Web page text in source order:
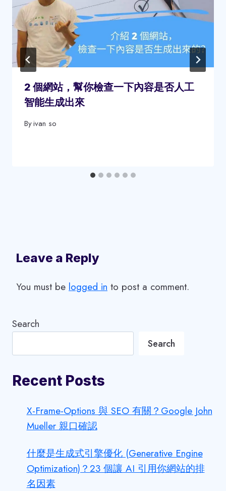
2 個網站，幫你檢查一下內容是否人工
智能生成出來
Byivan so
Leave a Reply
You must be logged in to post a comment.
Search
Search
Recent Posts
X-Frame-Options 與 SEO 有關？Google John
Mueller 親口確認
什麼是生成式引擎優化 (Generative Engine
Optimization)？23 個讓 AI 引用你網站的排
名因素